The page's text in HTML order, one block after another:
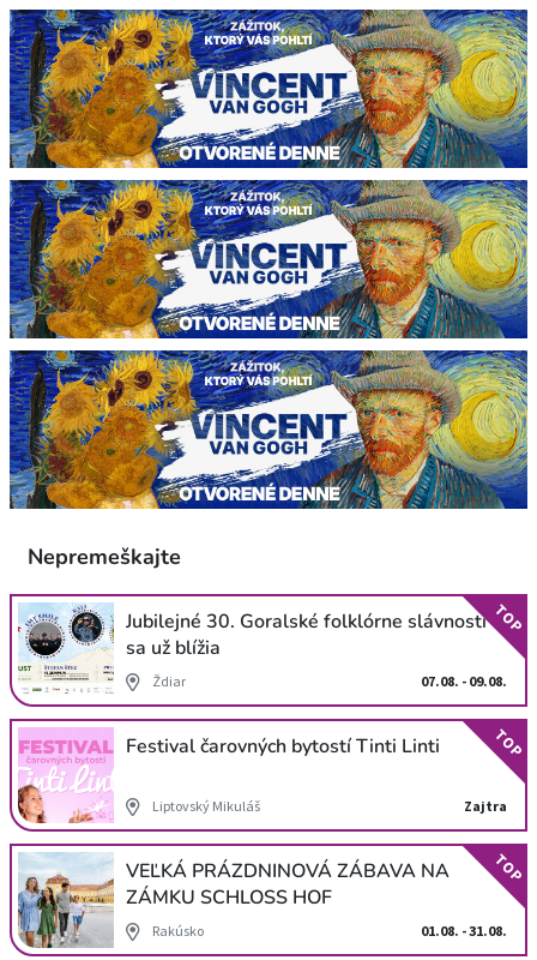
Nepremeškajte
Jubilejné 30. Goralské folklórne slávnosti
sa už blížia
Ždiar 07.08. - 09.08.
TOP
Festival čarovných bytostí Tinti Linti
Liptovský Mikuláš Zajtra
TOP
VEĽKÁ PRÁZDNINOVÁ ZÁBAVA NA
ZÁMKU SCHLOSS HOF
Rakúsko 01.08. - 31.08.
TOP